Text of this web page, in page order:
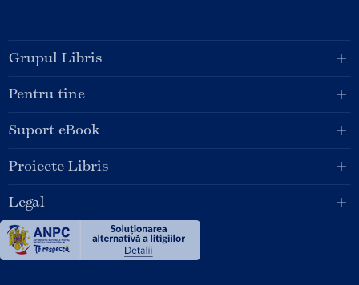
Grupul Libris
Pentru tine
Suport eBook
Proiecte Libris
Legal